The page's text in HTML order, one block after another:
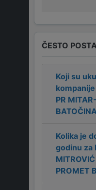
ČESTO
Koji su
kompanije
PR
Kolika je
godinu za
PROMET